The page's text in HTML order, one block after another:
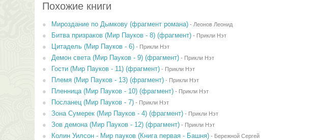
Похожие книги
Мироздание по Дымкову (фрагмент романа)- Леонов Леонид
Битва призраков (Мир Пауков - 8) (фрагмент)- Прикли Нэт
Цитадель (Мир Пауков - 6)- Прикли Нэт
Демон света (Мир Пауков - 9) (фрагмент)- Прикли Нэт
Гости (Мир Пауков - 11) (фрагмент)- Прикли Нэт
Племя (Мир Пауков - 13) (фрагмент)- Прикли Нэт
Пленница (Мир Пауков - 10) (фрагмент)- Прикли Нэт
Посланец (Мир Пауков - 7)- Прикли Нэт
Зона Сумерек (Мир Пауков - 4) (фрагмент)- Прикли Нэт
Зов демона (Мир Пауков - 12) (фрагмент)- Прикли Нэт
Колин Уилсон - Мир пауков (Книга первая - Башня)- Бережной Сергей